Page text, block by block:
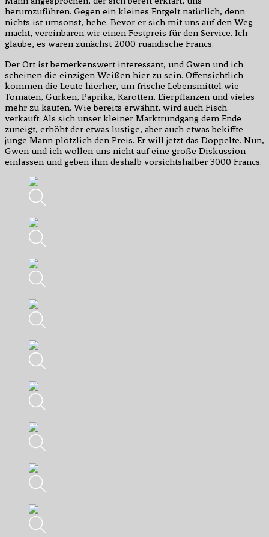
herumzuführen. Gegen ein kleines Entgelt natürlich, denn
nichts ist umsonst, hehe. Bevor er sich mit uns auf den Weg
macht, vereinbaren wir einen Festpreis für den Service. Ich
glaube, es waren zunächst 2000 ruandische Francs.
Der Ort ist bemerkenswert interessant, und Gwen und ich
scheinen die einzigen Weißen hier zu sein. Offensichtlich
kommen die Leute hierher, um frische Lebensmittel wie
Tomaten, Gurken, Paprika, Karotten, Eierpflanzen und vieles
mehr zu kaufen. Wie bereits erwähnt, wird auch Fisch
verkauft. Als sich unser kleiner Marktrundgang dem Ende
zuneigt, erhöht der etwas lustige, aber auch etwas bekiffte
junge Mann plötzlich den Preis. Er will jetzt das Doppelte. Nun,
Gwen und ich wollen uns nicht auf eine große Diskussion
einlassen und geben ihm deshalb vorsichtshalber 3000 Francs.